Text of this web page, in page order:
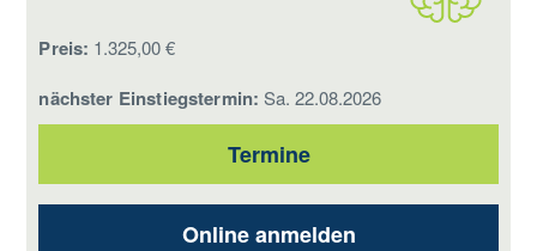
Preis: 1.325,00 €
nächster Einstiegstermin: Sa. 22.08.2026
Termine
Online anmelden